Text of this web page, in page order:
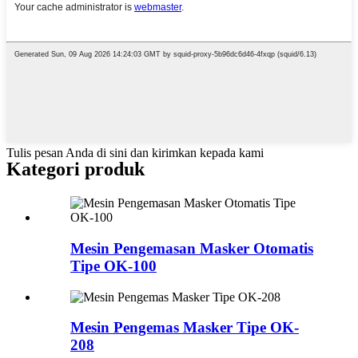
Tulis pesan Anda di sini dan kirimkan kepada kami
Kategori produk
Mesin Pengemasan Masker Otomatis
Tipe OK-100
Mesin Pengemas Masker Tipe OK-
208